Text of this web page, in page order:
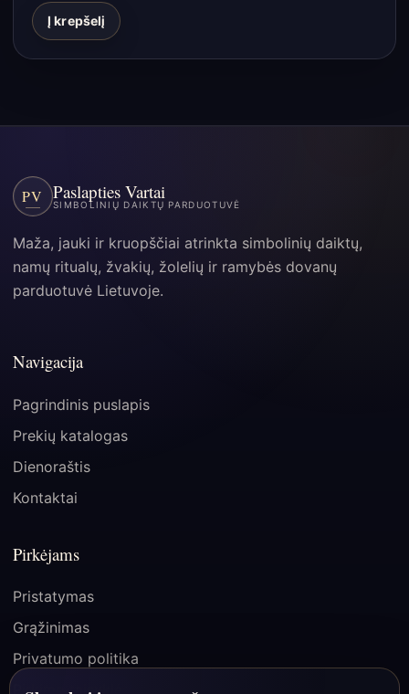
Į krepšelį
PV Paslapties Vartai
SIMBOLINIŲ DAIKTŲ PARDUOTUVĖ
Maža, jauki ir kruopščiai atrinkta simbolinių daiktų,
namų ritualų, žvakių, žolelių ir ramybės dovanų
parduotuvė Lietuvoje.
Navigacija
Pagrindinis puslapis
Prekių katalogas
Dienoraštis
Kontaktai
Pirkėjams
Pristatymas
Grąžinimas
Privatumo politika
Pirkimo taisyklės